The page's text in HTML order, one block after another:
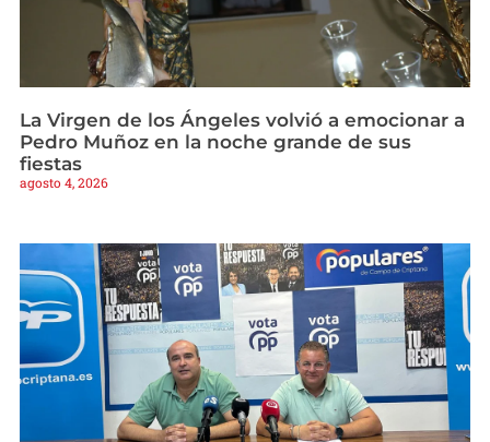
La Virgen de los Ángeles volvió a emocionar a
Pedro Muñoz en la noche grande de sus
fiestas
agosto 4, 2026